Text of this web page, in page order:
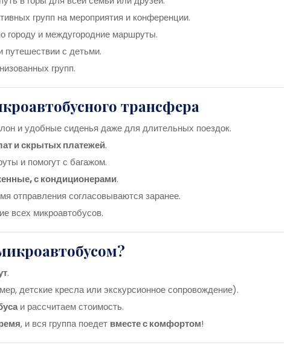
групп на мероприятия и конференции.
городу и междугородние маршруты.
с детьми.
групп.
трансфера
и удобные сиденья даже для длительных поездок.
и скрытых платежей.
и помогут с багажом.
с кондиционерами.
отправления согласовываются заранее.
всех микроавтобусов.
.
детские кресла или экскурсионное сопровождение).
и рассчитаем стоимость.
, и вся группа поедет вместе с комфортом!